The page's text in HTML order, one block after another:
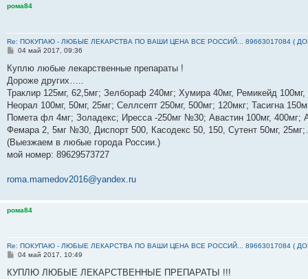
рома84
Re: ПОКУПАЮ - ЛЮБЫЕ ЛЕКАРСТВА ПО ВАШИ ЦЕНА ВСЕ РОССИЙ... 89663017084 (
С
о
б
щ
е
и
е
04 май 2017, 09:36
Куплю любые лекарственные препараты !
Дороже других…..
Траклир 125мг, 62,5мг; Зелбораф 240мг; Хумира 40мг, Ремикейд
Неорал 100мг, 50мг, 25мг; Селлсепт 250мг, 500мг; 120мкг; Тасигна
Помета фл 4мг; Золадекс; Иресса -250мг №30; Авастин 100мг, 400мг;
Фемара 2, 5мг №30, Диспорт 500, Касодекс 50, 150, Сутент 50мг,
(Выезжаем в любые города России.)
мой номер: ‪89629573727‬
roma.mamedov2016@yandex.ru
рома84
Re: ПОКУПАЮ - ЛЮБЫЕ ЛЕКАРСТВА ПО ВАШИ ЦЕНА ВСЕ РОССИЙ... 89663017084 (
С
о
04 май 2017, 10:49
КУПЛЮ ЛЮБЫЕ ЛЕКАРСТВЕННЫЕ ПРЕПАРАТЫ !!!